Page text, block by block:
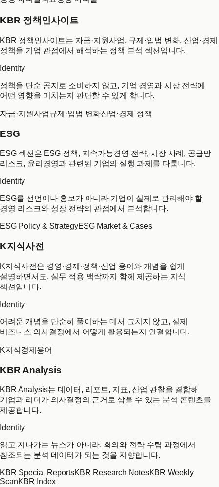
KBR 정책인사이트
KBR 정책인사이트는 자금·지원사업, 규제·입법 변화, 산업·경제
정책을 기업 관점에서 해석하는 정책 분석 섹션입니다.
Identity
정책을 단순 공지로 소비하지 않고, 기업 경영과 시장 전략에
어떤 영향을 미치는지 판단할 수 있게 합니다.
자금·지원사업규제·입법 변화산업·경제 정책
ESG
ESG 섹션은 ESG 정책, 지속가능경영 전략, 시장 사례, 공급망
리스크, 윤리경영과 관련된 기업의 실행 과제를 다룹니다.
Identity
ESG를 선언이나 홍보가 아니라 기업이 실제로 관리해야 할
경영 리스크와 성장 전략의 관점에서 분석합니다.
ESG Policy & StrategyESG Market & Cases
K지식사전
K지식사전은 경영·경제·정책·산업 용어와 개념을 쉽게
설명하면서도, 실무 적용 맥락까지 함께 제공하는 지식
섹션입니다.
Identity
어려운 개념을 단순히 풀이하는 데서 그치지 않고, 실제
비즈니스 의사결정에서 어떻게 활용되는지 연결합니다.
K지식경제용어
KBR Analysis
KBR Analysis는 데이터, 리포트, 지표, 산업 관찰을 결합해
기업과 리더가 의사결정의 근거로 삼을 수 있는 분석 콘텐츠를
제공합니다.
Identity
읽고 지나가는 뉴스가 아니라, 회의와 전략 수립 과정에서
참조되는 분석 데이터가 되는 것을 지향합니다.
KBR Special ReportsKBR Research NotesKBR Weekly
ScanKBR Index